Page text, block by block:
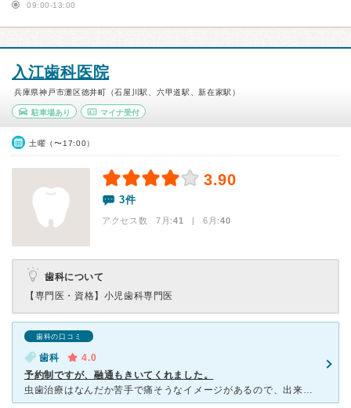
09:00-13:00
入江歯科医院
兵庫県神戸市灘区徳井町（石屋川駅、六甲道駅、新在家駅）
駐車場あり マイナ受付
土曜（〜17:00）
3.90
3件
アクセス数 7月:41 | 6月:40
歯科について
【専門医・資格】 小児歯科専門医
歯科の口コミ
歯科
4.0
予約制ですが、融通もきいてくれました。
虫歯治療はなんだか苦手で痛そうなイメージがあるので、出来たら行きたくないですが、 虫歯が出来たら行くしかないので行きました。 何度か通いましたが、他のクリニックに比べると短くて済んだ気がします